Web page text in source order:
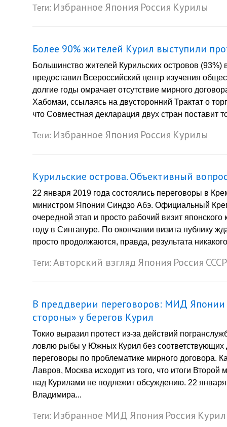
Теги: Избранное Япония Россия Курилы
Более 90% жителей Курил выступили
Большинство жителей Курильских островов
предоставил Всероссийский центр изучения
долгие годы омрачает отсутствие мирного
Хабомаи, ссылаясь на двусторонний Трактат о
что Совместная декларация двух стран поставит
Теги: Избранное Япония Россия Курилы
Курильские острова. Объективный
22 января 2019 года состоялись переговоры в
министром Японии Синдзо Абэ. Официальный
очередной этап и просто рабочий визит
году в Сингапуре. По окончании визита публику
просто продолжаются, правда, результата
Теги: Авторский взгляд Япония Россия СССР
В преддверии переговоров: МИД Японии
стороны» у берегов Курил
Токио выразил протест из-за действий
ловлю рыбы у Южных Курил без
переговоры по проблематике мирного договора.
Лавров, Москва исходит из того, что итоги
над Курилами не подлежит обсуждению. 22 января
Владимира...
Теги: Избранное МИД Япония Россия